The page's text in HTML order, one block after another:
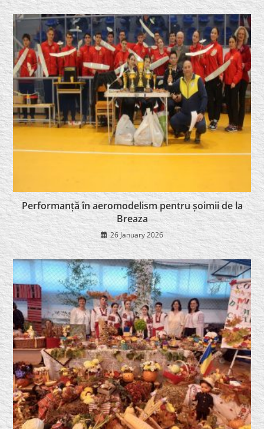
Performanță în aeromodelism pentru șoimii de la
Breaza
26 January 2026